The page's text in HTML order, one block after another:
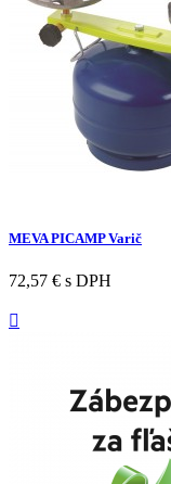
MEVA PICAMP Varič
72,57 € s DPH
